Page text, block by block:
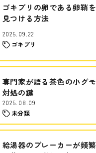
ゴキブリの卵である卵鞘を
見つける方法
2025.09.22
ゴキブリ
専門家が語る茶色の小グモ
対処の鍵
2025.08.09
未分類
給湯器のブレーカーが頻繁